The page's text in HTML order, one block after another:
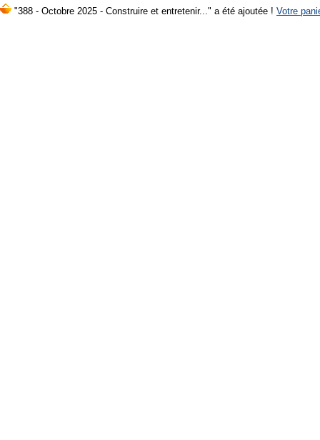
"388 - Octobre 2025 - Construire et entretenir..." a été ajoutée ! Votre